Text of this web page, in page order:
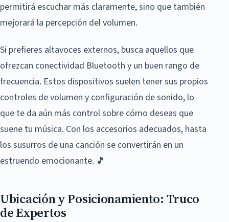
permitirá escuchar más claramente, sino que también
mejorará la percepción del volumen.
Si prefieres altavoces externos, busca aquellos que
ofrezcan conectividad Bluetooth y un buen rango de
frecuencia. Estos dispositivos suelen tener sus propios
controles de volumen y configuración de sonido, lo
que te da aún más control sobre cómo deseas que
suene tu música. Con los accesorios adecuados, hasta
los susurros de una canción se convertirán en un
estruendo emocionante. 🎵
Ubicación y Posicionamiento: Truco
de Expertos